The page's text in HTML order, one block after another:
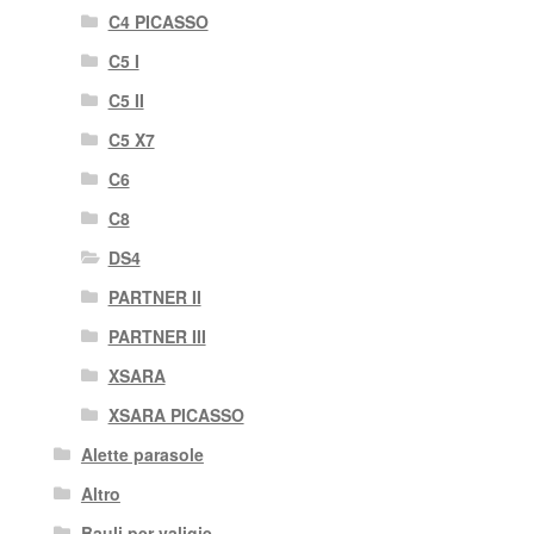
C4 PICASSO
C5 I
C5 II
C5 X7
C6
C8
DS4
PARTNER II
PARTNER III
XSARA
XSARA PICASSO
Alette parasole
Altro